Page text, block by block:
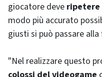
giocatore deve ripetere
modo più accurato
giusti si può passare alla
"Nel realizzare questo